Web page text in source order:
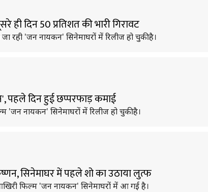
दिन 50 प्रतिशत की भारी गिरावट
रही 'जन नायकन' सिनेमाघरों में रिलीज हो चुकी है।
पहले दिन हुई छप्परफाड़ कमाई
'जन नायकन' सिनेमाघरों में रिलीज हो चुकी है।
सिनेमाघर में पहले शो का उठाया लुत्फ
फिल्म 'जन नायकन' सिनेमाघरों में आ गई है।